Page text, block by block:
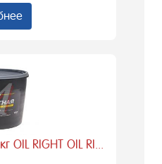
OIL RIGHT OIL RI...